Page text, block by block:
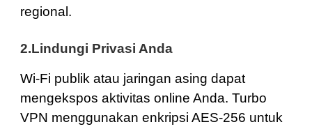
regional.
2.Lindungi Privasi Anda
Wi-Fi publik atau jaringan asing dapat
mengekspos aktivitas online Anda. Turbo
VPN menggunakan enkripsi AES-256 untuk